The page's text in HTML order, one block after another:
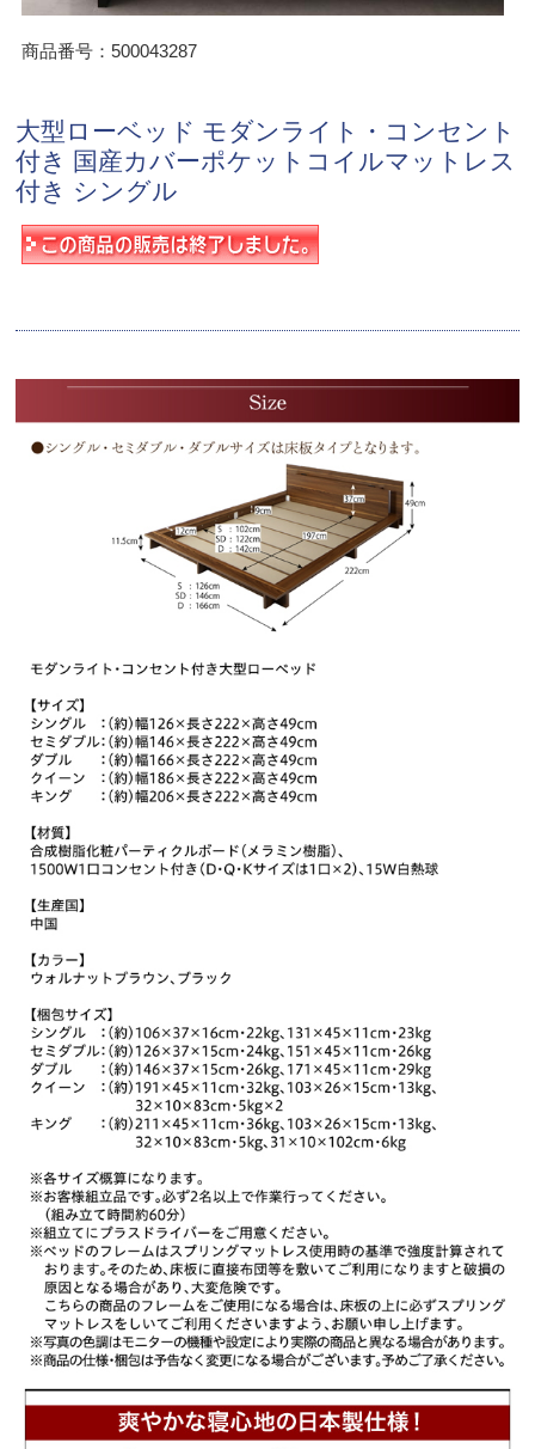
商品番号：500043287
大型ローベッド モダンライト・コンセント
付き 国産カバーポケットコイルマットレス
付き シングル